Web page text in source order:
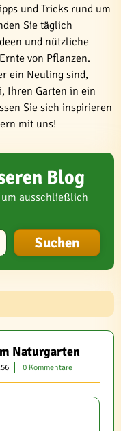
und Tricks rund um
Sie täglich
und nützliche
von Pflanzen.
ein Neuling sind,
Ihren Garten in ein
Sie sich inspirieren
mit uns!
Blog
um ausschließlich
Naturgarten
0 Kommentare